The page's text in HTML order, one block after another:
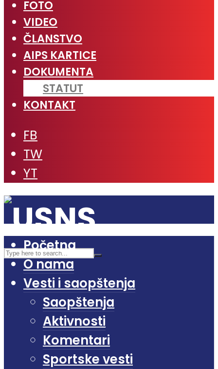
FOTO
VIDEO
ČLANSTVO
AIPS KARTICE
DOKUMENTA
STATUT
KONTAKT
FB
TW
YT
Početna
O nama
Vesti i saopštenja
Saopštenja
Aktivnosti
Komentari
Sportske vesti